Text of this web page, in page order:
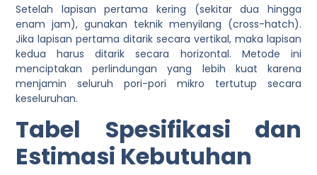
Setelah lapisan pertama kering (sekitar dua hingga
enam jam), gunakan teknik menyilang (cross-hatch).
Jika lapisan pertama ditarik secara vertikal, maka lapisan
kedua harus ditarik secara horizontal. Metode ini
menciptakan perlindungan yang lebih kuat karena
menjamin seluruh pori-pori mikro tertutup secara
keseluruhan.
Tabel Spesifikasi dan
Estimasi Kebutuhan